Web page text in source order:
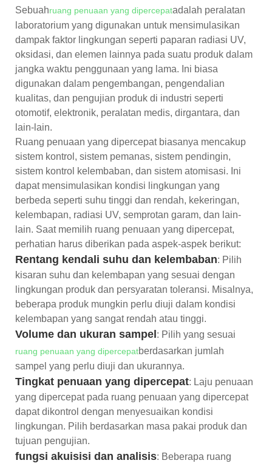
Sebuahruang penuaan yang dipercepatadalah peralatan
laboratorium yang digunakan untuk mensimulasikan
dampak faktor lingkungan seperti paparan radiasi UV,
oksidasi, dan elemen lainnya pada suatu produk dalam
jangka waktu penggunaan yang lama. Ini biasa
digunakan dalam pengembangan, pengendalian
kualitas, dan pengujian produk di industri seperti
otomotif, elektronik, peralatan medis, dirgantara, dan
lain-lain.
Ruang penuaan yang dipercepat biasanya mencakup
sistem kontrol, sistem pemanas, sistem pendingin,
sistem kontrol kelembaban, dan sistem atomisasi. Ini
dapat mensimulasikan kondisi lingkungan yang
berbeda seperti suhu tinggi dan rendah, kekeringan,
kelembapan, radiasi UV, semprotan garam, dan lain-
lain. Saat memilih ruang penuaan yang dipercepat,
perhatian harus diberikan pada aspek-aspek berikut:
Rentang kendali suhu dan kelembaban: Pilih
kisaran suhu dan kelembapan yang sesuai dengan
lingkungan produk dan persyaratan toleransi. Misalnya,
beberapa produk mungkin perlu diuji dalam kondisi
kelembapan yang sangat rendah atau tinggi.
Volume dan ukuran sampel : Pilih yang sesuai
ruang penuaan yang dipercepatberdasarkan jumlah
sampel yang perlu diuji dan ukurannya.
Tingkat penuaan yang dipercepat: Laju penuaan
yang dipercepat pada ruang penuaan yang dipercepat
dapat dikontrol dengan menyesuaikan kondisi
lingkungan. Pilih berdasarkan masa pakai produk dan
tujuan pengujian.
fungsi akuisisi dan analisis: Beberapa ruang